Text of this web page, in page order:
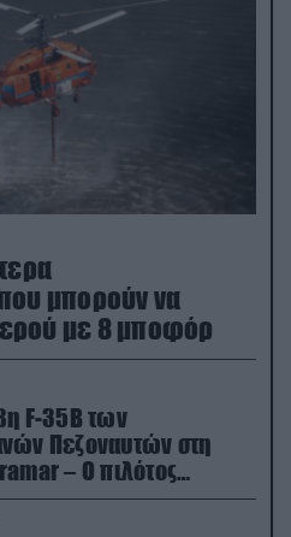
μπορούν να
με 8 μποφόρ
F-35B των
Πεζοναυτών στη
– Ο πιλότος
εγκαίρως